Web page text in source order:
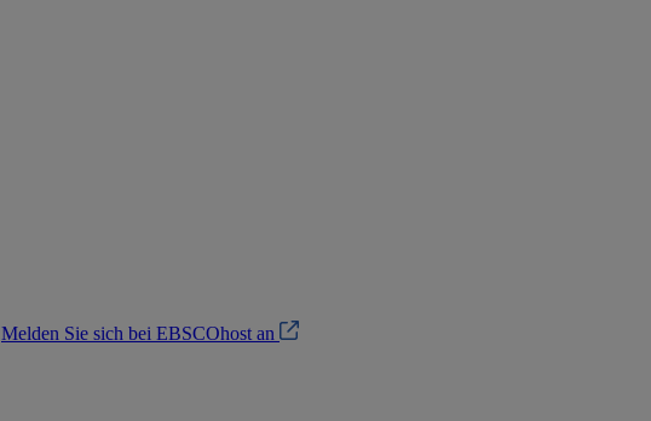
Melden Sie sich bei EBSCOhost an